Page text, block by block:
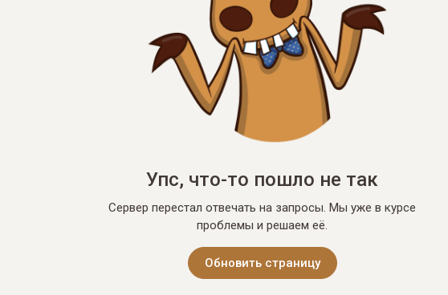
Упс, что-то пошло не так
Сервер перестал отвечать на запросы. Мы уже в курсе
проблемы и решаем её.
Обновить страницу